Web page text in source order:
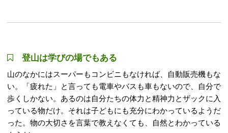
登山は学びの場でもある
山のなかにはスーパーもコンビニもなければ、自動販売機もな
い。「疲れた」と言っても電車やバスも車もないので、自分で
歩くしかない。あるのは自分たちの体力と精神力とザックに入
っている物だけ。それは子どもにも充分にわかっているようだ
った。物の大切さを言葉で教えなくても、自然とわかっている